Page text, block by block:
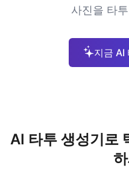
사진을 타
지금 AI
AI 타투 생성기로